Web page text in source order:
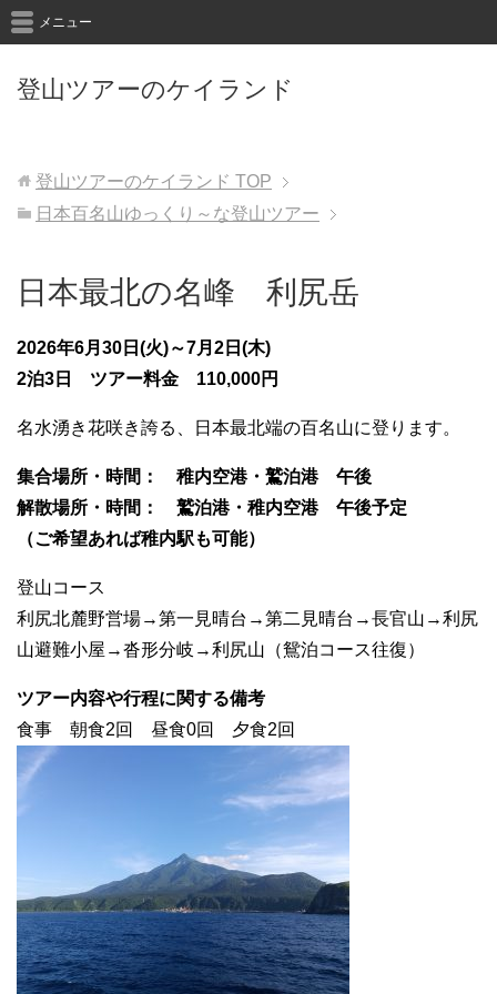
登山ツアーのケイランド
メニュー
登山ツアーのケイランド TOP
日本百名山ゆっくり～な登山ツアー
日本最北の名峰 利尻岳
2026年6月30日(火)～7月2日(木)
2泊3日 ツアー料金 110,000円
名水湧き花咲き誇る、日本最北端の百名山に登ります。
集合場所・時間： 稚内空港・鷲泊港 午後
解散場所・時間： 鷲泊港・稚内空港 午後予定
（ご希望あれば稚内駅も可能）
登山コース
利尻北麓野営場→第一見晴台→第二見晴台→長官山→利尻
山避難小屋→沓形分岐→利尻山（鴛泊コース往復）
ツアー内容や行程に関する備考
食事 朝食2回 昼食0回 夕食2回